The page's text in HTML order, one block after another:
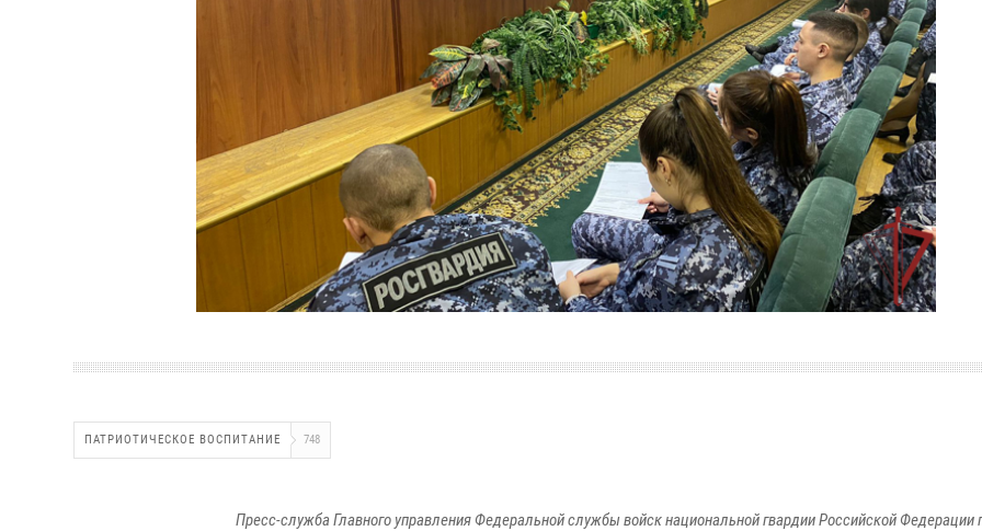
ПАТРИОТИЧЕСКОЕ ВОСПИТАНИЕ 748
Пресс-служба Главного управления Федеральной службы войск национальной гвардии Российской Федерации